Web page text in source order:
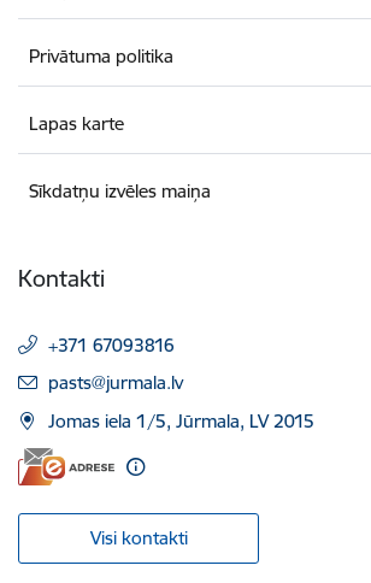
Privātuma politika
Lapas karte
Sīkdatņu izvēles maiņa
Kontakti
+371 67093816
E-pasts:
pasts@jurmala.lv
Jomas iela 1/5, Jūrmala, LV 2015
Visi kontakti